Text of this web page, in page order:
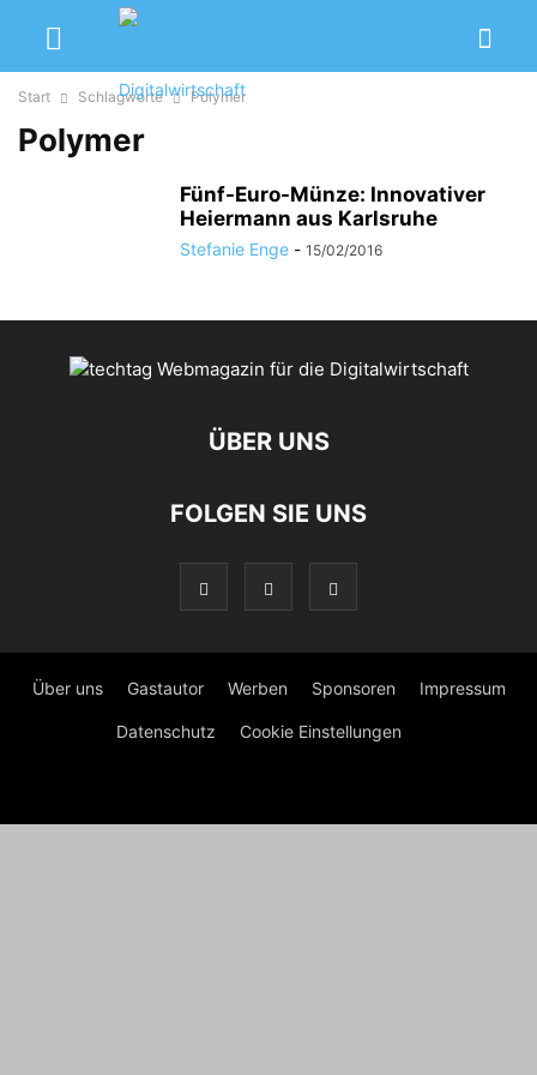
Start Schlagworte Polymer
Polymer
Fünf-Euro-Münze: Innovativer
Heiermann aus Karlsruhe
Stefanie Enge - 15/02/2016
ÜBER UNS
FOLGEN SIE UNS
Über uns Gastautor Werben Sponsoren Impressum
Datenschutz Cookie Einstellungen